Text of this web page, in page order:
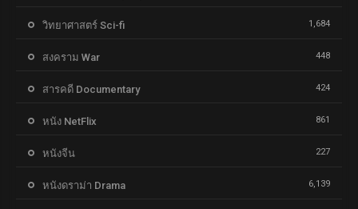
วิทยาศาสตร์ Sci-fi 1,684
สงคราม War 448
สารคดี Documentary 424
หนัง NetFlix 861
หนังจีน 227
หนังดราม่า Drama 6,139